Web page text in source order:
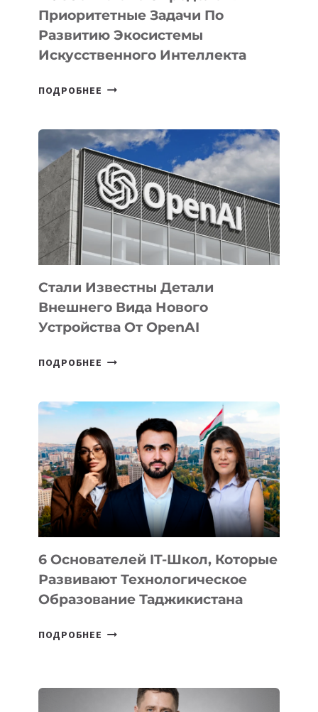
Приоритетные Задачи По
Развитию Экосистемы
Искусственного Интеллекта
ПОДРОБНЕЕ В
ПРИОРИТЕТНЫЕ
ЗАДАЧИ
ПО
РАЗВИТИЮ
ЭКОСИСТЕМЫ
ИСКУССТВЕННОГО
ИНТЕЛЛЕКТА
Стали Известны Детали
Внешнего Вида Нового
Устройства От OpenAI
ПОДРОБНЕЕ СТАЛИ
ВНЕШНЕГО
ВИДА
НОВОГО
УСТРОЙСТВА
ОТ
OPENAI
6 Основателей IT-Школ, Которые
Развивают Технологическое
Образование Таджикистана
ПОДРОБНЕЕ
КОТОРЫЕ